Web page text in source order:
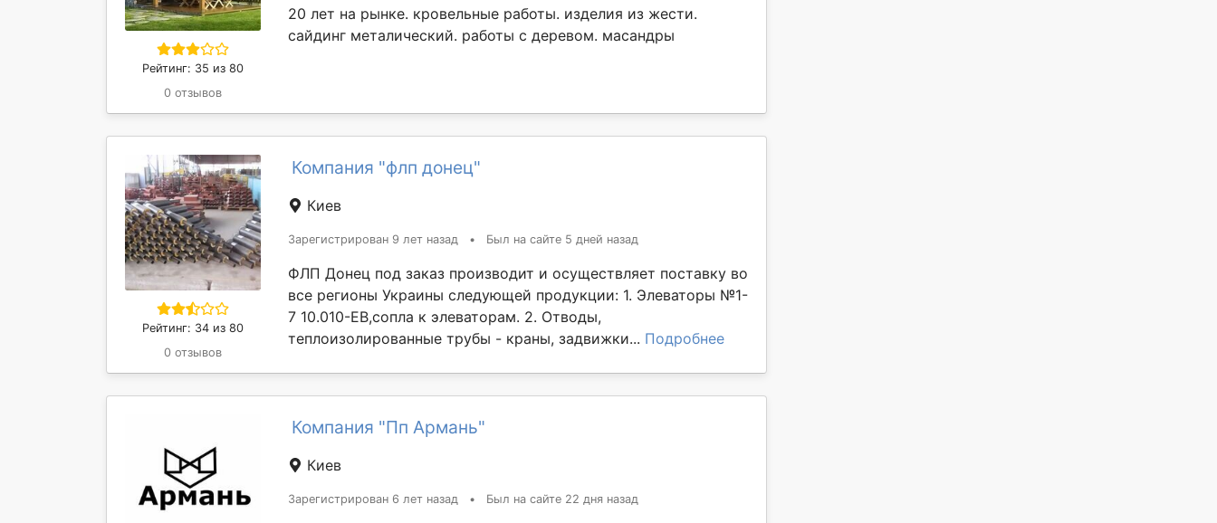
Рейтинг: 35 из 80
0 отзывов
20 лет на рынке. кровельные работы. изделия из жести.
сайдинг металический. работы с деревом. масандры
Рейтинг: 34 из 80
0 отзывов
Компания "флп донец"
Киев
Зарегистрирован 9 лет назад • Был на сайте 5 дней назад
ФЛП Донец под заказ производит и осуществляет поставку во
все регионы Украины следующей продукции: 1. Элеваторы №1-
7 10.010-ЕВ,сопла к элеваторам. 2. Отводы,
теплоизолированные трубы - краны, задвижки... Подробнее
Компания "Пп Армань"
Киев
Зарегистрирован 6 лет назад • Был на сайте 22 дня назад